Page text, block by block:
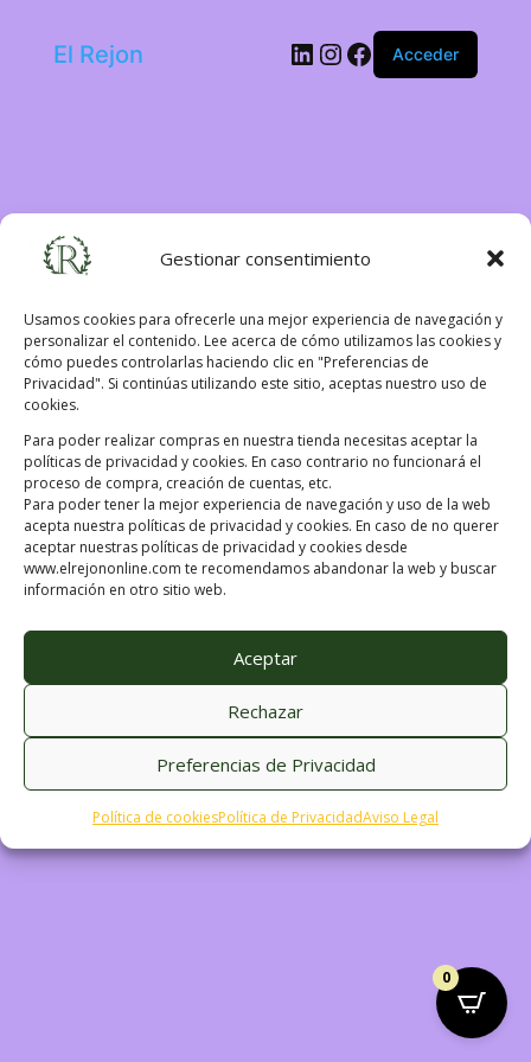
Gestionar consentimiento
Usamos cookies para ofrecerle una mejor experiencia de navegación y
personalizar el contenido. Lee acerca de cómo utilizamos las cookies y
cómo puedes controlarlas haciendo clic en "Preferencias de
Privacidad". Si continúas utilizando este sitio, aceptas nuestro uso de
cookies.
Para poder realizar compras en nuestra tienda necesitas aceptar la
políticas de privacidad y cookies. En caso contrario no funcionará el
proceso de compra, creación de cuentas, etc.
Para poder tener la mejor experiencia de navegación y uso de la web
acepta nuestra políticas de privacidad y cookies. En caso de no querer
aceptar nuestras políticas de privacidad y cookies desde
www.elrejononline.com te recomendamos abandonar la web y buscar
información en otro sitio web.
Aceptar
Rechazar
Preferencias de Privacidad
Política de cookiesPolítica de PrivacidadAviso Legal
El Rejon LinkedIn
Instagram
Facebook
Acceder
¡Disculpa este
desastre! Estamos
trabajando en algo
increíble, ¡vuelve
pronto!
0